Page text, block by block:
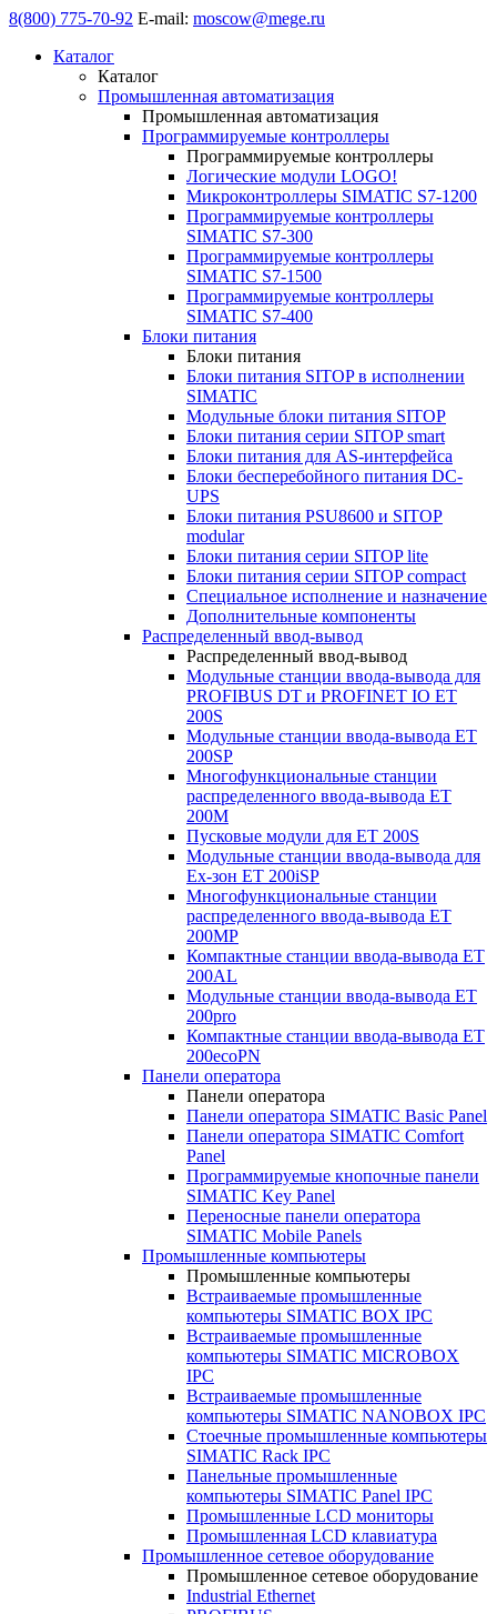
8(800) 775-70-92 E-mail: moscow@mege.ru
Каталог
Каталог
Промышленная автоматизация
Промышленная автоматизация
Программируемые контроллеры
Программируемые контроллеры
Логические модули LOGO!
Микроконтроллеры SIMATIC S7-1200
Программируемые контроллеры
SIMATIC S7-300
Программируемые контроллеры
SIMATIC S7-1500
Программируемые контроллеры
SIMATIC S7-400
Блоки питания
Блоки питания
Блоки питания SITOP в исполнении
SIMATIC
Модульные блоки питания SITOP
Блоки питания серии SITOP smart
Блоки питания для AS-интерфейса
Блоки бесперебойного питания DC-
UPS
Блоки питания PSU8600 и SITOP
modular
Блоки питания серии SITOP lite
Блоки питания серии SITOP compact
Специальное исполнение и назначение
Дополнительные компоненты
Распределенный ввод-вывод
Распределенный ввод-вывод
Модульные станции ввода-вывода для
PROFIBUS DT и PROFINET IO ET
200S
Модульные станции ввода-вывода ET
200SP
Многофункциональные станции
распределенного ввода-вывода ET
200M
Пусковые модули для ET 200S
Модульные станции ввода-вывода для
Ex-зон ET 200iSP
Многофункциональные станции
распределенного ввода-вывода ET
200MP
Компактные станции ввода-вывода ET
200AL
Модульные станции ввода-вывода ET
200pro
Компактные станции ввода-вывода ET
200ecoPN
Панели оператора
Панели оператора
Панели оператора SIMATIC Basic Panel
Панели оператора SIMATIC Comfort
Panel
Программируемые кнопочные панели
SIMATIC Key Panel
Переносные панели оператора
SIMATIC Mobile Panels
Промышленные компьютеры
Промышленные компьютеры
Встраиваемые промышленные
компьютеры SIMATIC BOX IPC
Встраиваемые промышленные
компьютеры SIMATIC MICROBOX
IPC
Встраиваемые промышленные
компьютеры SIMATIC NANOBOX IPC
Стоечные промышленные компьютеры
SIMATIC Rack IPC
Панельные промышленные
компьютеры SIMATIC Panel IPC
Промышленные LCD мониторы
Промышленная LCD клавиатура
Промышленное сетевое оборудование
Промышленное сетевое оборудование
Industrial Ethernet